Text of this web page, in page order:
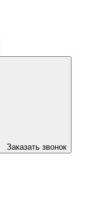
Заказать звонок